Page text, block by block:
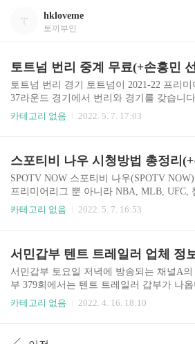
hkloveme
토끼부인
토트넘 번리 중계 무료(+손흥민
토트넘 번리 경기 토트넘이 2021-22 프리미
37라운드 경기에서 번리와 경기를 갖습니
민 선수의 선발 출전이 예상되는데요. 득점
OW 를 통해 실시간 생중계로 만날 수 있습
세한 시청 방법 아래를 참고 바랍니다.
SPOTVNOW_Free_Live 스포티비 나우 시청
총정리(+무료시청, spotv on) SPOTV NOW
비 나우(SPOTV NOW)에서는 프리미어리그
있습니다. 여..
카테고리 없음 2022. 5. 7. 17:03
SPOTV NOW 스포티비 나우(SPOTV
프리미어리그 뿐 아니라 NBA, MLB, UFC,
스리그, 유로파 리그 등 축구, 야구, 농구를
이용하시면 각종 스포츠 경기 실시간 중계
라 하이라이트, 경기 동영상, 다시보기, 스
상들을 모두 무료로 시청하실 수 있습니다.
중계 바로가기 https://bit.ly/
나폴리 베로나 중계 김민재 선발(+무료) 나
를 합니다. 해당 경기 중계는 스포티비 나우
카테고리 없음 2022. 5. 7. 16:53
서민갑부 토요일 저녁에 방송되는 채널A
부 379회에서는 텐트 트레일러 갑부가 나
자세한 정보 아래에서 확인하세요. 서민갑
ailer.modoo.at/ [텐트레일러 - 홈] 국내 판매
카테고리 없음 2022. 4. 16. 18:10